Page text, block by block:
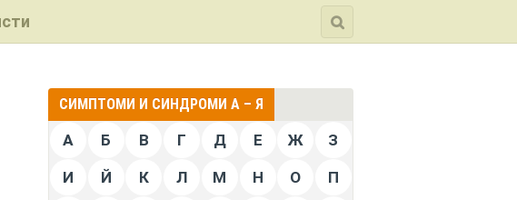
СИМПТОМИ И СИНДРОМИ А – Я
А Б В Г Д Е Ж З
И Й К Л М Н О П